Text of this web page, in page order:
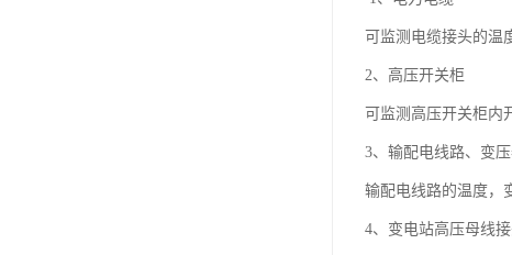
可监测电缆接头的温
2、高压开关柜
可监测高压开关柜内
3、输配电线路、变
输配电线路的温度，
4、变电站高压母线